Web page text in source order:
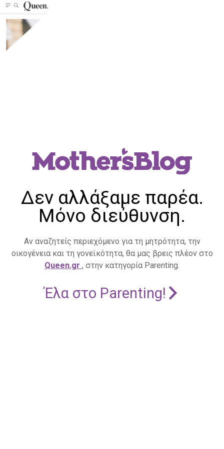
Δεν αλλάξαμε παρέα.
Μόνο διεύθυνση.
Αν αναζητείς περιεχόμενο για τη μητρότητα, την
οικογένεια και τη γονεϊκότητα, θα μας βρεις πλέον στο
Queen.gr , στην κατηγορία Parenting.
Έλα στο Parenting!